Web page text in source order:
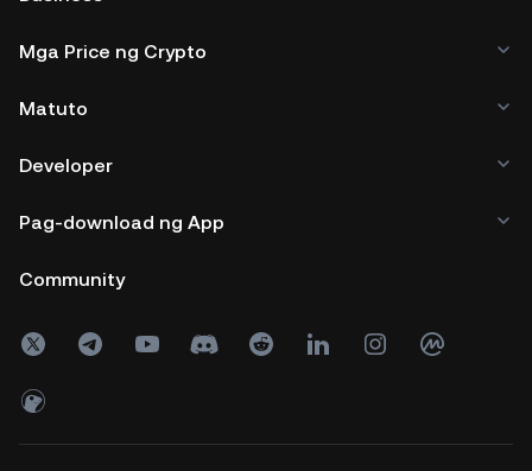
Mga Price ng Crypto
Matuto
Developer
Pag-download ng App
Community